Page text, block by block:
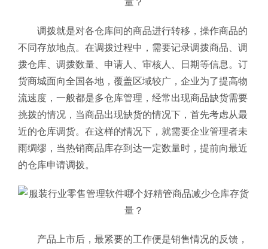
调拨就是对各仓库间的商品进行转移，操作商品的
不同存放地点。在调拨过程中，需要记录调拨商品、调
拨仓库、调拨数量、申请人、审核人、日期等信息。订
货商城面向全国各地，覆盖区域较广，企业为了提高物
流速度，一般都是多仓库管理，经常出现商品缺货需要
挑拨的情况，当商品出现缺货的情况下，首先考虑从最
近的仓库调货。在这样的情况下，就需要企业管理者未
雨绸缪，当热销商品库存到达一定数量时，提前向最近
的仓库申请调拨。
产品上市后，最紧要的工作便是销售情况的反馈，